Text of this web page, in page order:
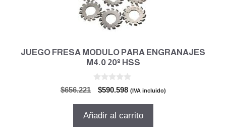
JUEGO FRESA MODULO PARA ENGRANAJES
M4.0 20º HSS
$656.221
El
original
$590.598El
actual
(IVA incluido)
Añadir al carrito